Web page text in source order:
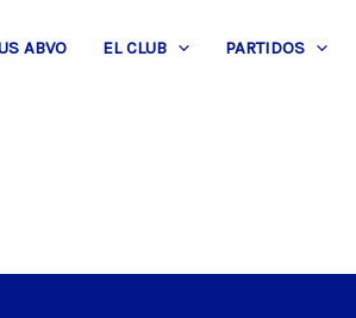
ABVO EL CLUB PARTIDOS